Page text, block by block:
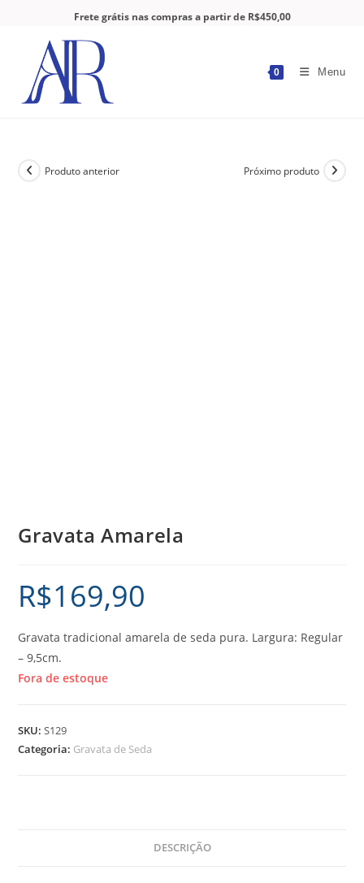
Frete grátis nas compras a partir de R$450,00
0 Menu
Produto anterior Próximo produto
Gravata Amarela
R$169,90
Gravata tradicional amarela de seda pura. Largura: Regular
– 9,5cm.
Fora de estoque
SKU:S129
Categoria: Gravata de Seda
DESCRIÇÃO